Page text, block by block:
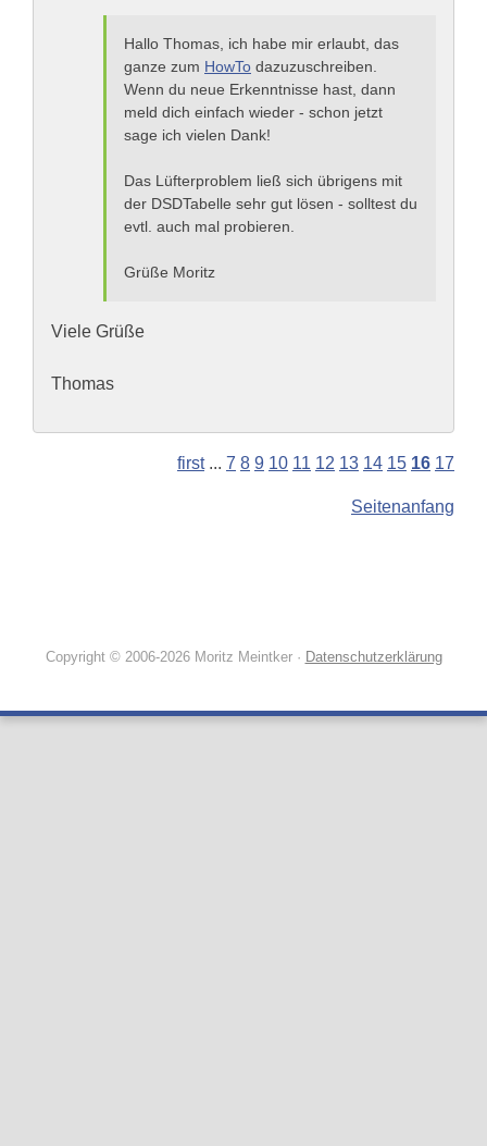
Hallo Thomas, ich habe mir erlaubt, das
ganze zum HowTo dazuzuschreiben.
Wenn du neue Erkenntnisse hast, dann
meld dich einfach wieder - schon jetzt
sage ich vielen Dank!
Das Lüfterproblem ließ sich übrigens mit
der DSDTabelle sehr gut lösen - solltest du
evtl. auch mal probieren.
Grüße Moritz
Viele Grüße
Thomas
first... 7 8 9 10 11 12 13 14 15 16 17
Seitenanfang
Copyright © 2006-2026 Moritz Meintker · Datenschutzerklärung